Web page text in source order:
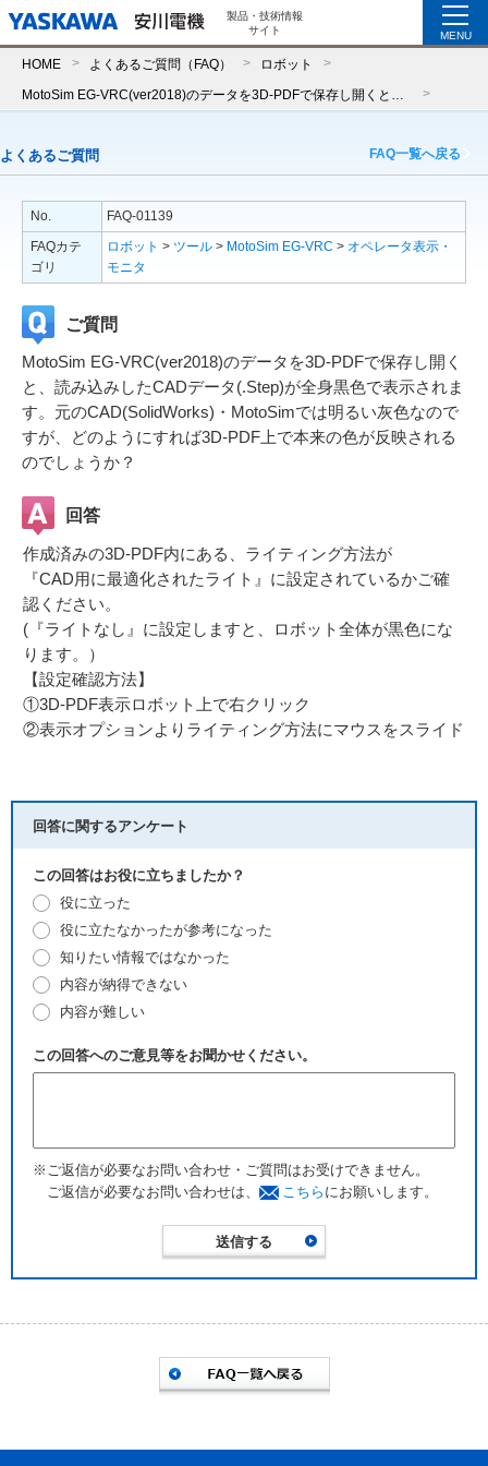
製品・技術情報
サイト
MENU
HOME よくあるご質問（FAQ） ロボット
よくあるご質問 FAQ一覧へ戻る
No.
FAQ-01139
FAQカテ
ゴリ
ロボット > ツール > MotoSim EG-VRC > オペレータ表示・
モニタ
ご質問
MotoSim EG-VRC(ver2018)のデータを3D-PDFで保存し開く
と、読み込みしたCADデータ(.Step)が全身黒色で表示されま
す。元のCAD(SolidWorks)・MotoSimでは明るい灰色なので
すが、どのようにすれば3D-PDF上で本来の色が反映される
のでしょうか？
回答
作成済みの3D-PDF内にある、ライティング方法が
『CAD用に最適化されたライト』に設定されているかご確
認ください。
(『ライトなし』に設定しますと、ロボット全体が黒色にな
ります。）
【設定確認方法】
①3D-PDF表示ロボット上で右クリック
②表示オプションよりライティング方法にマウスをスライド
回答に関するアンケート
この回答はお役に立ちましたか？
役に立った
役に立たなかったが参考になった
知りたい情報ではなかった
内容が納得できない
内容が難しい
この回答へのご意見等をお聞かせください。
※ご返信が必要なお問い合わせ・ご質問はお受けできません。
ご返信が必要なお問い合わせは、
こちら にお願いします。